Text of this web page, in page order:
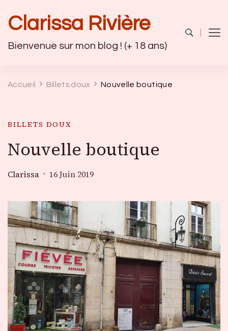
Clarissa Rivière
Bienvenue sur mon blog ! (+ 18 ans)
Accueil Billets doux Nouvelle boutique
BILLETS DOUX
Nouvelle boutique
Clarissa 16 Juin 2019